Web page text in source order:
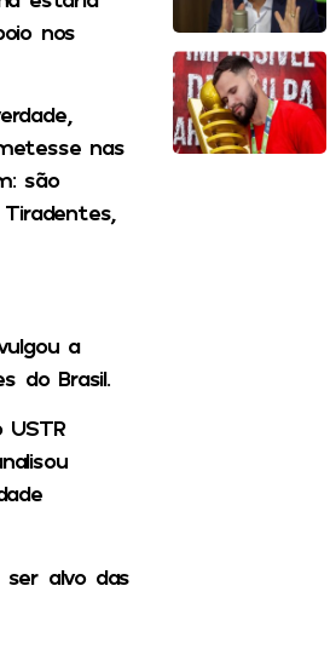
nos
nas
são
a
do Brasil.
alvo das